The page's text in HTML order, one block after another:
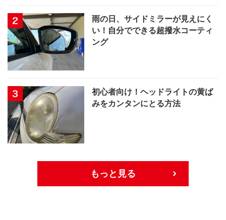
雨の日、サイドミラーが見えにく
い！自分でできる超撥水コーティ
ング
初心者向け！ヘッドライトの黄ば
みをカンタンにとる方法
もっと見る